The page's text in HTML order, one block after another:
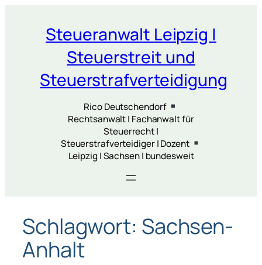
springenSteueranwalt Leipzig |
Steuerstreit und
Steuerstrafverteidigung
Rico Deutschendorf
Rechtsanwalt | Fachanwalt für
Steuerrecht |
Steuerstrafverteidiger | Dozent
Leipzig | Sachsen | bundesweit
Schlagwort: Sachsen-
Anhalt